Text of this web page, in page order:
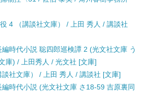
4 （講談社文庫） / 上田 秀人 / 講談社
時代小説 聡四郎巡検譚 2 (光文社文庫 う
庫) / 上田秀人 / 光文社 [文庫]
社文庫） / 上田 秀人 / 講談社 [文庫]
時代小説 (光文社文庫 さ18-59 吉原裏同